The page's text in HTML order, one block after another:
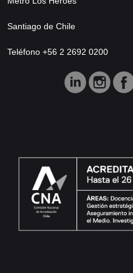
Santiago de Chile
Teléfono +56 2 2692 0200